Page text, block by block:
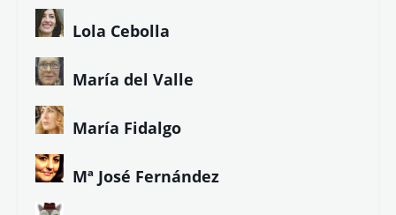
Lola Cebolla
María del Valle
María Fidalgo
Mª José Fernández